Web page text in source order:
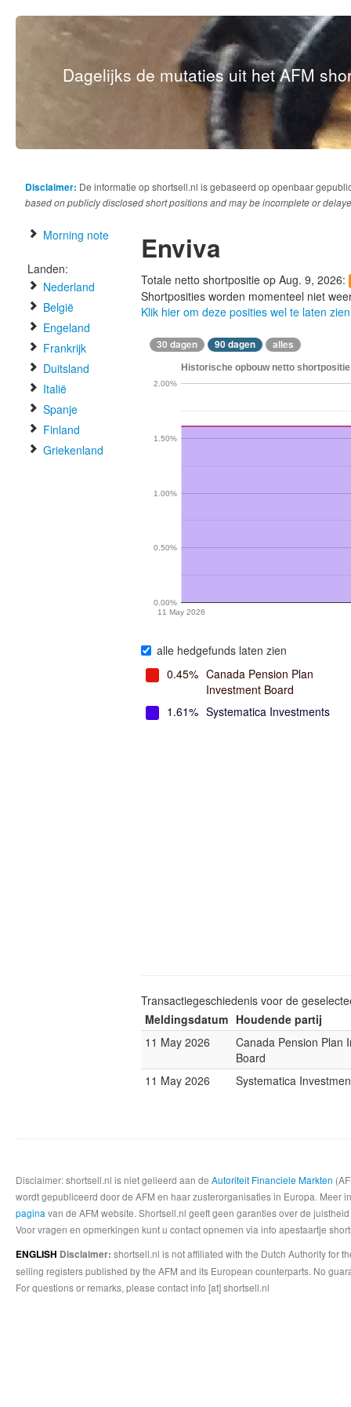
Dagelijks de mutaties uit het AFM
Disclaimer: De informatie op shortsell.nl is gebaseerd op openbaar
based on publicly disclosed short positions and may be incomplete or
Morning note
Landen:
Nederland
België
Engeland
Frankrijk
Duitsland
Italië
Spanje
Finland
Griekenland
Enviva
Totale netto shortpositie op Aug. 9, 2026:
Shortposities worden momenteel niet
Klik hier om deze posities wel te laten zien
30 dagen 90 dagen alles
Historische opbouw netto
11 May 2026
0.00%
0.50%
1.00%
1.50%
2.00%
alle hedgefunds laten zien
0.45% Canada Pension Plan
Investment Board
1.61% Systematica Investments
Transactiegeschiedenis voor de
Meldingsdatum Houdende partij
11 May 2026
Canada Pension Plan
Board
11 May 2026
Systematica
Disclaimer: shortsell.nl is niet gelieerd aan de Autoriteit Financiele Markten
wordt gepubliceerd door de AFM en haar zusterorganisaties in Europa.
pagina van de AFM website. Shortsell.nl geeft geen garanties over de
Voor vragen en opmerkingen kunt u contact opnemen via info apestaartje
ENGLISH Disclaimer: shortsell.nl is not affiliated with the Dutch Authority for
selling registers published by the AFM and its European counterparts. No
For questions or remarks, please contact info [at] shortsell.nl